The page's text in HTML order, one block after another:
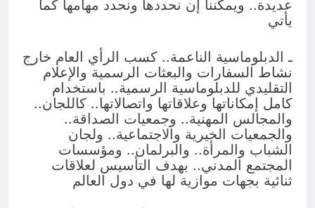
عديدة.. ويمكننا إن نحددها ونحدد مهامها كما
يأتي
ـ الدبلوماسية الناعمة.. كسب الرأي العام خارج
نشاط السفارات والبعثات الرسمية والإعلام
التقليدي للدبلوماسية الرسمية.. باستخدام
كامل إمكاناتها وعلاقاتها واتصالاتها.. كاللجان..
والمجالس المهنية.. وجمعيات الصداقة..
والجمعيات الخيرية والاجتماعية.. ولجان
الشباب والمرأة.. والبرلمان.. ومؤسسات
المجتمع المدني.. بهدف التأسيس لعلاقات
ثنائية بجهات موازية لها في دول العالم